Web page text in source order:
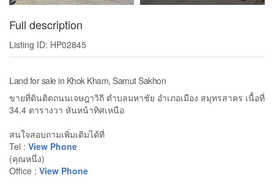
Full description
Listing ID: HP02845
Land for sale in Khok Kham, Samut Sakhon
ขายที่ดินติดถนนเจษฎาวิถี ตำบลมหาชัย อำเภอเมือง สมุทรสาคร เนื้อที่
34.4 ตารางวา หันหน้าทิศเหนือ
สนใจสอบถามเพิ่มเติมได้ที่
Tel : View Phone
(คุณหนึ่ง)
Office : View Phone